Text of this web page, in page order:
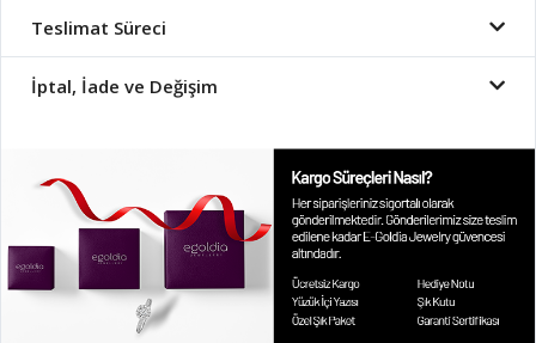
Teslimat Süreci
İptal, İade ve Değişim